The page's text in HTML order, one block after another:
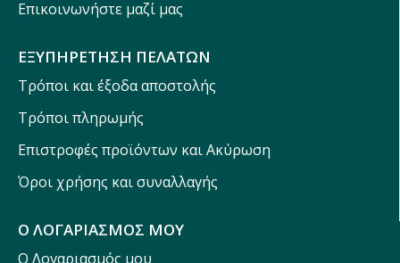
Επικοινωνήστε μαζί μας
ΕΞΥΠΗΡΕΤΗΣΗ ΠΕΛΑΤΩΝ
Τρόποι και έξοδα αποστολής
Τρόποι πληρωμής
Επιστροφές προϊόντων και Ακύρωση
Όροι χρήσης και συναλλαγής
Ο ΛΟΓΑΡΙΑΣΜΟΣ ΜΟΥ
Ο Λογαριασμός μου